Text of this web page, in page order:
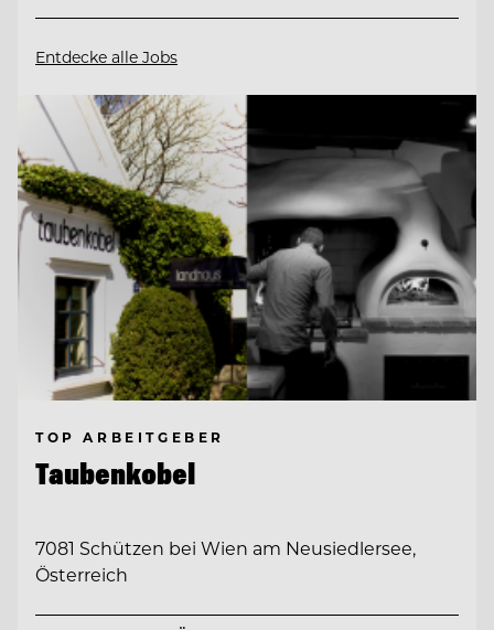
Entdecke alle Jobs
TOP ARBEITGEBER
Taubenkobel
7081 Schützen bei Wien am Neusiedlersee,
Österreich